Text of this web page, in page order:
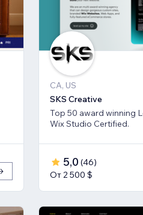
CA, US
SKS Creative
Top 50 award winning
Wix Studio Certified.
5,0 (46)
От 2 500 $